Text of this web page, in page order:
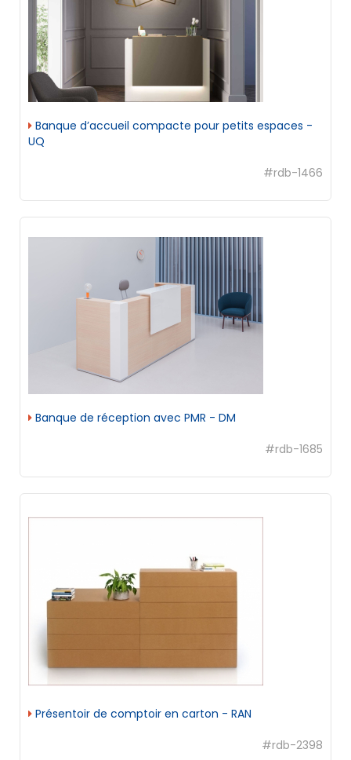
Banque d’accueil compacte pour petits espaces -
UQ
#rdb-1466
Banque de réception avec PMR - DM
#rdb-1685
Présentoir de comptoir en carton - RAN
#rdb-2398